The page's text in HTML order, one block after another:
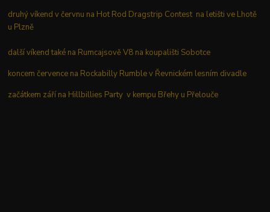
druhý víkend v červnu na Hot Rod Dragstrip Contest na letišti ve Lhotě
u Plzně
další víkend také na Rumcajsově V8 na koupališti Sobotce
koncem července na Rockabilly Rumble v Řevnickém lesním divadle
začátkem září na Hillbillies Party v kempu Břehy u Přelouče